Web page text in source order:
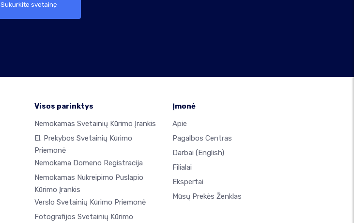
Sukurkite svetainę
Visos parinktys
Nemokamas Svetainių Kūrimo Įrankis
El. Prekybos Svetainių Kūrimo
Priemonė
Nemokama Domeno Registracija
Nemokamas Nukreipimo Puslapio
Kūrimo Įrankis
Verslo Svetainių Kūrimo Priemonė
Fotografijos Svetainių Kūrimo
Įmonė
Apie
Pagalbos Centras
Darbai (English)
Filialai
Ekspertai
Mūsų Prekės Ženklas